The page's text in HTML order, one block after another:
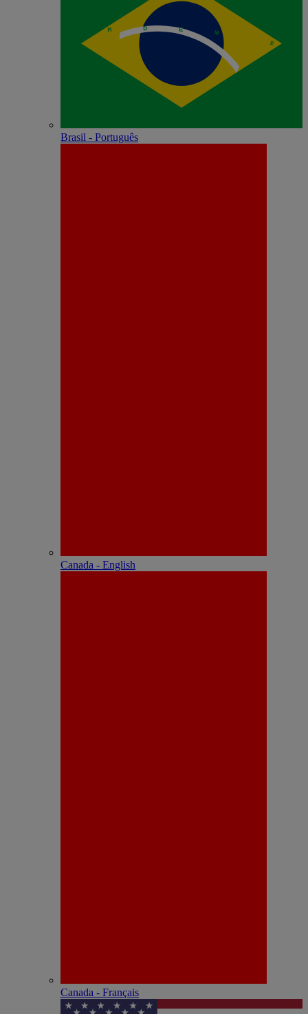
Brasil - Português
Canada - English
Canada - Français